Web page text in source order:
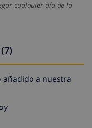
cualquier día de la
añadido a nuestra